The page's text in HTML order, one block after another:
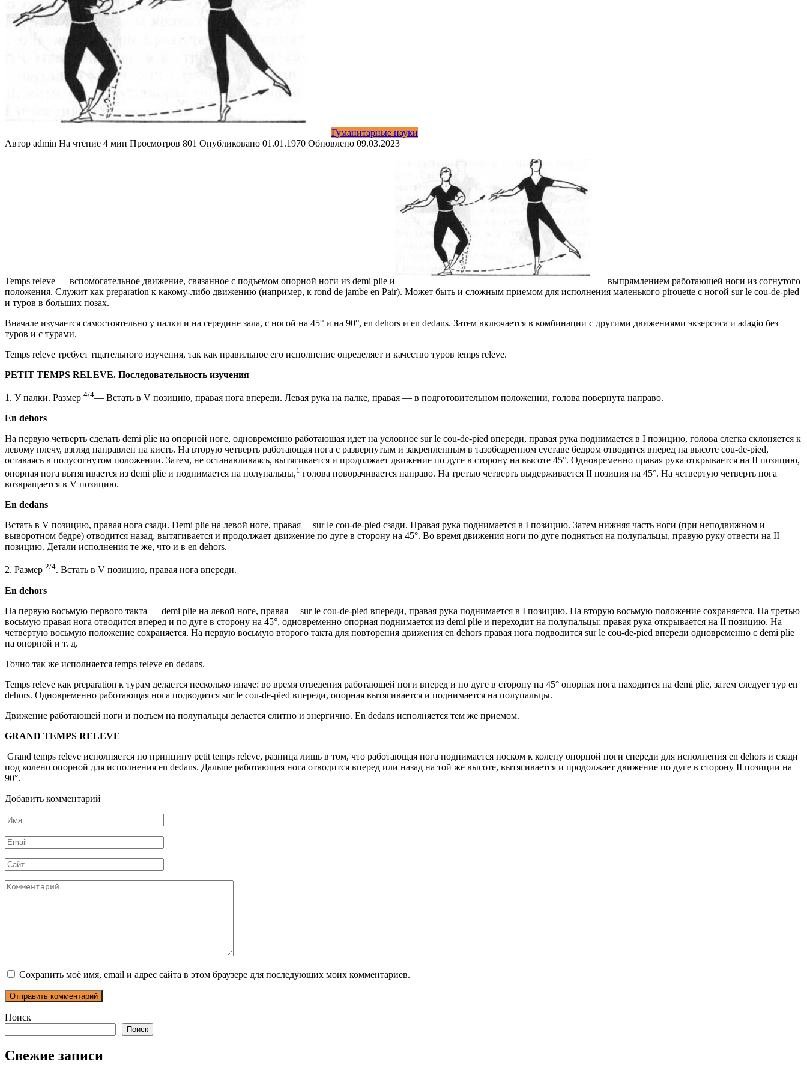
Гуманитарные науки
Автор admin На чтение 4 мин Просмотров 801 Опубликовано 01.01.1970 Обновлено 09.03.2023
Temps releve — вспомогательное движение, связанное с подъемом опорной ноги из demi plie и
выпрямлением работающей ноги из согнутого
положения. Служит как preparation к какому-либо движению (например, к rond de jambe en Pair). Может быть и сложным приемом для исполнения маленького pirouette с ногой sur le cou-de-pied
и туров в больших позах.
Вначале изучается самостоятельно у палки и на середине зала, с ногой на 45° и на 90°, en dehors и en dedans. Затем включается в комбинации с другими движениями экзерсиса и adagio без
туров и с турами.
Temps releve требует тщательного изучения, так как правильное его исполнение определяет и качество туров temps releve.
PETIT TEMPS RELEVE. Последовательность изучения
1. У палки. Размер 4/4— Встать в V позицию, правая нога впереди. Левая рука на палке, правая — в подготовительном положении, голова повернута направо.
En dehors
На первую четверть сделать demi plie на опорной ноге, одновременно работающая идет на условное sur le cou-de-pied впереди, правая рука поднимается в I позицию, голова слегка склоняется к
левому плечу, взгляд направлен на кисть. На вторую четверть работающая нога с развернутым и закрепленным в тазобедренном суставе бедром отводится вперед на высоте cou-de-pied,
оставаясь в полусогнутом положении. Затем, не останавливаясь, вытягивается и продолжает движение по дуге в сторону на высоте 45°. Одновременно правая рука открывается на II позицию,
опорная нога вытягивается из demi plie и поднимается на полупальцы,1 голова поворачивается направо. На третью четверть выдерживается II позиция на 45°. На четвертую четверть нога
возвращается в V позицию.
En dedans
Встать в V позицию, правая нога сзади. Demi plie на левой ноге, правая —sur le cou-de-pied сзади. Правая рука поднимается в I позицию. Затем нижняя часть ноги (при неподвижном и
выворотном бедре) отводится назад, вытягивается и продолжает движение по дуге в сторону на 45°. Во время движения ноги по дуге подняться на полупальцы, правую руку отвести на II
позицию. Детали исполнения те же, что и в en dehors.
2. Размер 2/4. Встать в V позицию, правая нога впереди.
En dehors
На первую восьмую первого такта — demi plie на левой ноге, правая —sur le cou-de-pied впереди, правая рука поднимается в I позицию. На вторую восьмую положение сохраняется. На третью
восьмую правая нога отводится вперед и по дуге в сторону на 45°, одновременно опорная поднимается из demi plie и переходит на полупальцы; правая рука открывается на II позицию. На
четвертую восьмую положение сохраняется. На первую восьмую второго такта для повторения движения en dehors правая нога подводится sur le cou-de-pied впереди одновременно с demi plie
на опорной и т. д.
Точно так же исполняется temps releve en dedans.
Temps releve как preparation к турам делается несколько иначе: во время отведения работающей ноги вперед и по дуге в сторону на 45° опорная нога находится на demi plie, затем следует тур en
dehors. Одновременно работающая нога подводится sur le cou-de-pied впереди, опорная вытягивается и поднимается на полупальцы.
Движение работающей ноги и подъем на полупальцы делается слитно и энергично. En dedans исполняется тем же приемом.
GRAND TEMPS RELEVE
Grand temps releve исполняется по принципу petit temps releve, разница лишь в том, что работающая нога поднимается носком к колену опорной ноги спереди для исполнения en dehors и сзади
под колено опорной для исполнения en dedans. Дальше работающая нога отводится вперед или назад на той же высоте, вытягивается и продолжает движение по дуге в сторону II позиции на
90°.
Добавить комментарий
Имя
*
Email
*
Сайт
Комментарий
Сохранить моё имя, email и адрес сайта в этом браузере для последующих моих комментариев.
Поиск
Поиск
Свежие записи